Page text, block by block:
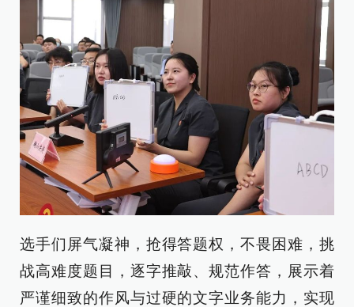
选手们屏气凝神，抢得答题权，不畏困难，挑
战高难度题目，逐字推敲、规范作答，展示着
严谨细致的作风与过硬的文字业务能力，实现